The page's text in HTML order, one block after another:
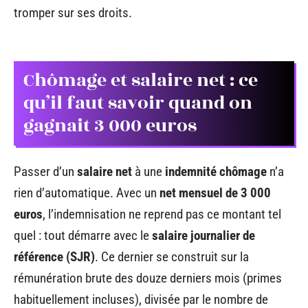
tromper sur ses droits.
Chômage et salaire net : ce
qu’il faut savoir quand on
gagnait 3 000 euros
Passer d’un salaire net à une indemnité chômage n’a
rien d’automatique. Avec un net mensuel de 3 000
euros, l’indemnisation ne reprend pas ce montant tel
quel : tout démarre avec lesalaire journalier de
référence (SJR). Ce dernier se construit sur la
rémunération brute des douze derniers mois (primes
habituellement incluses), divisée par le nombre de